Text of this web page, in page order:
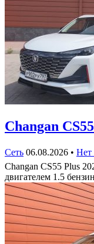
Changan
Сеть 06.08.2026 • Нет
Changan CS55 Plus
двигателем 1.5